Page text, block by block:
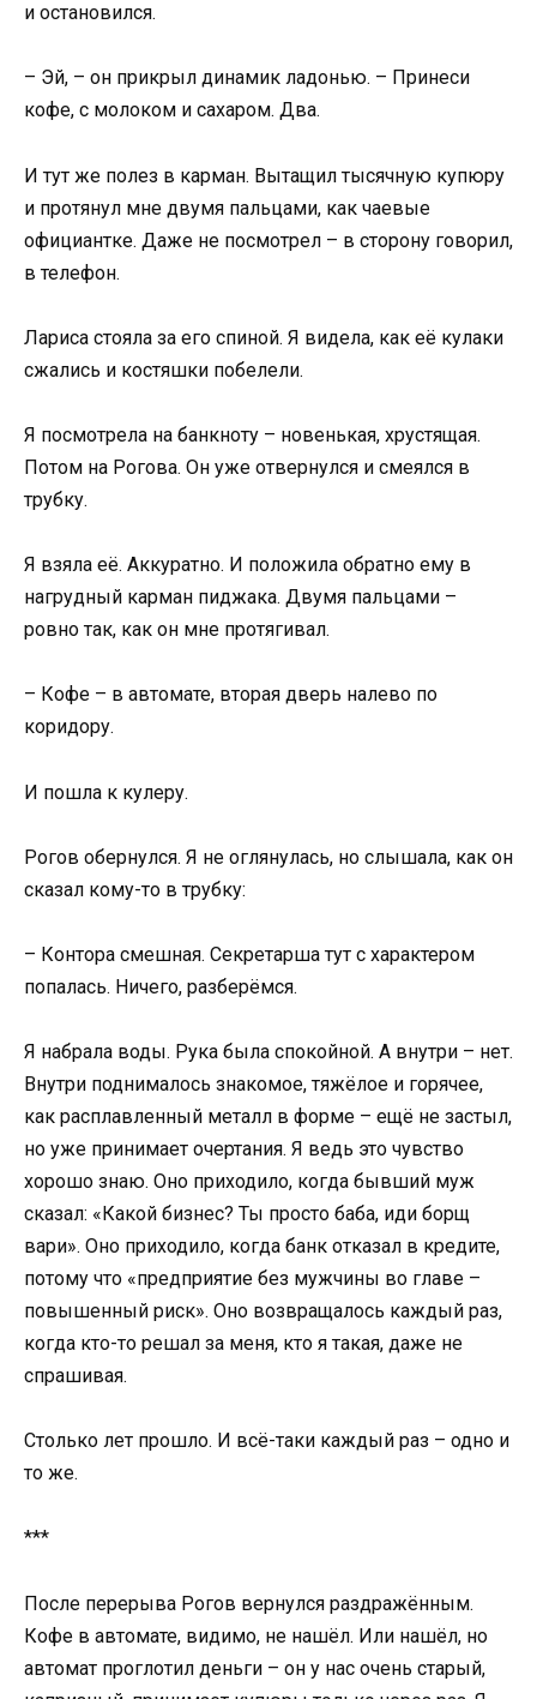
и остановился.
– Эй, – он прикрыл динамик ладонью. – Принеси
кофе, с молоком и сахаром. Два.
И тут же полез в карман. Вытащил тысячную купюру
и протянул мне двумя пальцами, как чаевые
официантке. Даже не посмотрел – в сторону говорил,
в телефон.
Лариса стояла за его спиной. Я видела, как её кулаки
сжались и костяшки побелели.
Я посмотрела на банкноту – новенькая, хрустящая.
Потом на Рогова. Он уже отвернулся и смеялся в
трубку.
Я взяла её. Аккуратно. И положила обратно ему в
нагрудный карман пиджака. Двумя пальцами –
ровно так, как он мне протягивал.
– Кофе – в автомате, вторая дверь налево по
коридору.
И пошла к кулеру.
Рогов обернулся. Я не оглянулась, но слышала, как он
сказал кому-то в трубку:
– Контора смешная. Секретарша тут с характером
попалась. Ничего, разберёмся.
Я набрала воды. Рука была спокойной. А внутри – нет.
Внутри поднималось знакомое, тяжёлое и горячее,
как расплавленный металл в форме – ещё не застыл,
но уже принимает очертания. Я ведь это чувство
хорошо знаю. Оно приходило, когда бывший муж
сказал: «Какой бизнес? Ты просто баба, иди борщ
вари». Оно приходило, когда банк отказал в кредите,
потому что «предприятие без мужчины во главе –
повышенный риск». Оно возвращалось каждый раз,
когда кто-то решал за меня, кто я такая, даже не
спрашивая.
Столько лет прошло. И всё-таки каждый раз – одно и
то же.
***
После перерыва Рогов вернулся раздражённым.
Кофе в автомате, видимо, не нашёл. Или нашёл, но
автомат проглотил деньги – он у нас очень старый,